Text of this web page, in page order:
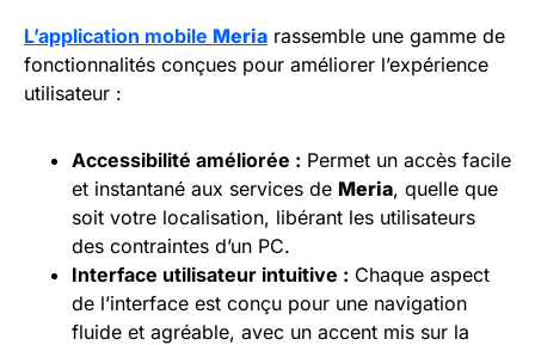
L’application mobile Meria rassemble une gamme de
fonctionnalités conçues pour améliorer l’expérience
utilisateur :
Accessibilité améliorée : Permet un accès facile
et instantané aux services de Meria, quelle que
soit votre localisation, libérant les utilisateurs
des contraintes d’un PC.
Interface utilisateur intuitive : Chaque aspect
de l’interface est conçu pour une navigation
fluide et agréable, avec un accent mis sur la